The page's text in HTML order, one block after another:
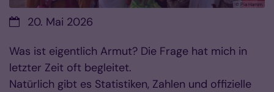
© Pia Hamm
Datum:20. Mai 2026
Was ist eigentlich Armut? Die Frage hat mich in
letzter Zeit oft begleitet.
Natürlich gibt es Statistiken, Zahlen und offizielle